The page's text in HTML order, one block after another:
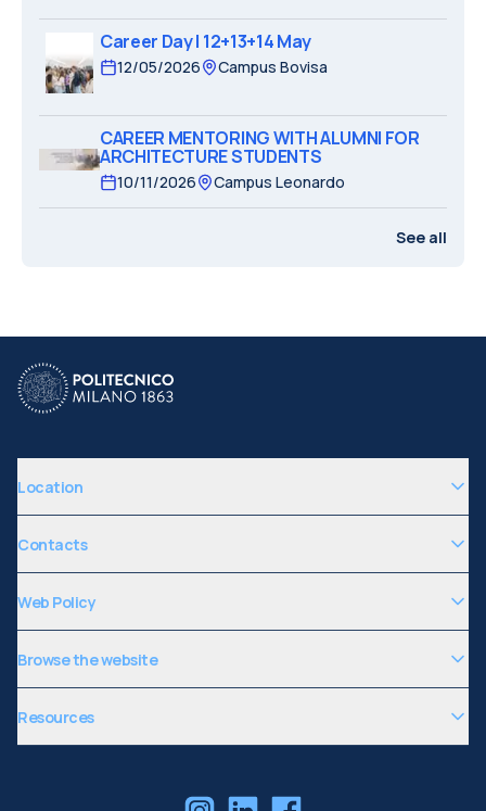
Career Day | 12+13+14 May
12/05/2026 Campus Bovisa
CAREER MENTORING WITH ALUMNI FOR
ARCHITECTURE STUDENTS
10/11/2026 Campus Leonardo
See all
Location
Contacts
Web Policy
Browse the website
Resources